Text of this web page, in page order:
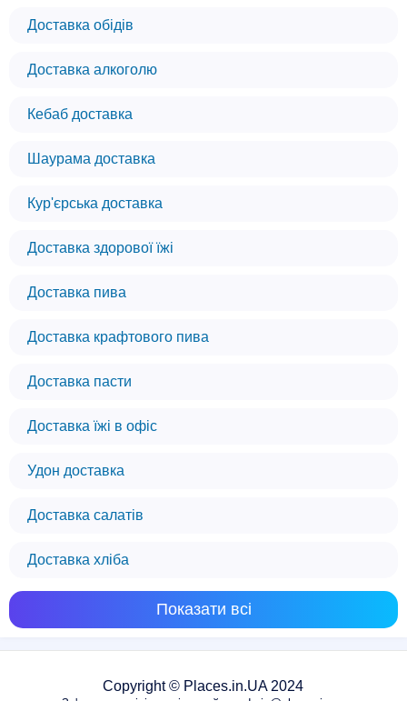
Доставка обідів
Доставка алкоголю
Кебаб доставка
Шаурама доставка
Кур'єрська доставка
Доставка здорової їжі
Доставка пива
Доставка крафтового пива
Доставка пасти
Доставка їжі в офіс
Удон доставка
Доставка салатів
Доставка хліба
Показати всі
Copyright © Places.in.UA 2024